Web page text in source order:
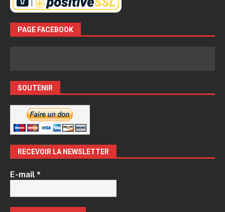
PAGE FACEBOOK
SOUTENIR
RECEVOIR LA NEWSLETTER
E-mail*